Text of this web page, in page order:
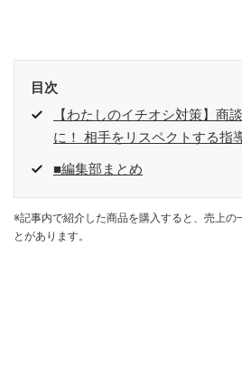
目次
【わたしのイチオシ対策】商
に！ 相手をリスペクトする指
■編集部まとめ
※記事内で紹介した商品を購入すると、売上の
とがあります。